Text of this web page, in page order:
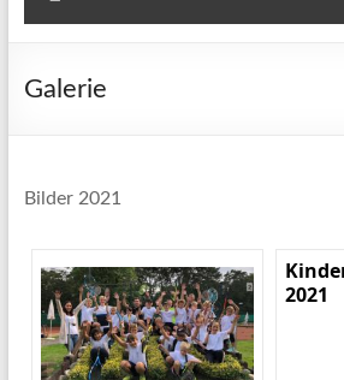
Galerie
Bilder 2021
2021